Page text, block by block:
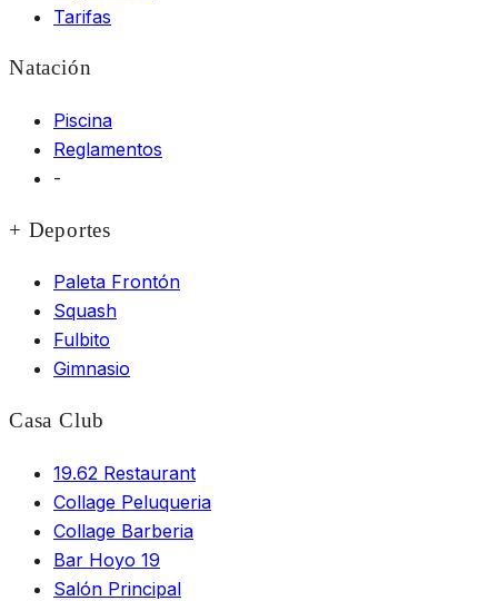
Tarifas
Natación
Piscina
Reglamentos
-
+ Deportes
Paleta Frontón
Squash
Fulbito
Gimnasio
Casa Club
19.62 Restaurant
Collage Peluqueria
Collage Barberia
Bar Hoyo 19
Salón Principal